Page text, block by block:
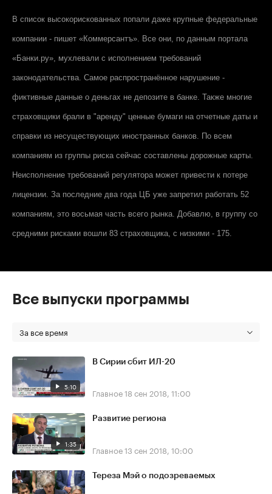
В список высокорискованных попали даже крупные федеральные
компании - пишет «Коммерсантъ». Все они, по данным портала
«Банки.ру», мухлевали с исполнением требований
законодательства. Самое распространённое нарушение -
фиктивные данные о деньгах не депозите в банке. Также многие
страховщики брали в "аренду" ценные бумаги на отчетные даты и
справки из несуществующих иностранных банков. По всем
компаниям из группы риска сейчас составлены дорожные карты.
Неисполнение требований регулятора может привести к потере
лицензии. За последние два года ЦБ уже запретил работать 52
компаниям, это восьмая часть всего рынка. Добавлю, в группу со
средними рисками вошли 83 страховщика, с низкими - 175.
Все выпуски программы
За все время
5:10
В Сирии сбит ИЛ-20
Главное18 сен 2018, 11:00
1:35
Развитие региона
Главное13 сен 2018, 10:00
Тереза Мэй о подозреваемых